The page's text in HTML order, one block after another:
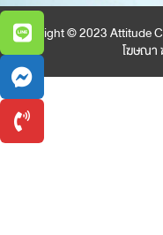
Copyright © 2023 Attitude
โฆษณา